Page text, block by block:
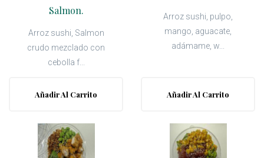
Salmon.
Arroz sushi, Salmon
crudo mezclado con
cebolla f...
Añadir Al Carrito
Arroz sushi, pulpo,
mango, aguacate,
adámame, w...
Añadir Al Carrito